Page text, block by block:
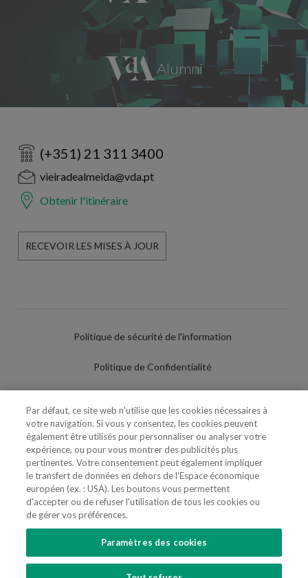
(+351) 21 311 3400
vieiradealmeida@vda.pt
Obtenir l'itinéraire
RECEVOIR LES MISES À JOUR
Politique de sécurité de l'information
Politique de Confidentialité
Politique de Cookies
Paramètres des cookies
Utilisation Frauduleuse du Nom/Brand
SUIVEZ-NOUS
Par défaut, ce site web n'utilise que les cookies nécessaires à
votre navigation. Si vous y consentez, les cookies peuvent
également être utilisés pour personnaliser ou analyser votre
expérience, ou pour vous montrer des publicités plus
pertinentes. Votre consentement peut également impliquer
le transfert de données en dehors de l'Espace économique
européen (ex. : USA). Les boutons vous permettent
d'accepter ou de refuser l'utilisation de tous les cookies ou
de gérer vos préférences.
Paramètres des cookies